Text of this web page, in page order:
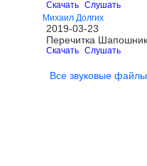
Скачать Слушать
Михаил Долгих
2019-03-23
Перечитка
Скачать Слушать
Все звуковые